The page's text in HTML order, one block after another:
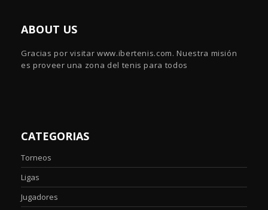
ABOUT US
Gracias por visitar www.ibertenis.com. Nuestra misión
es proveer una zona del tenis para todos
CATEGORIAS
Torneos
Ligas
Jugadores